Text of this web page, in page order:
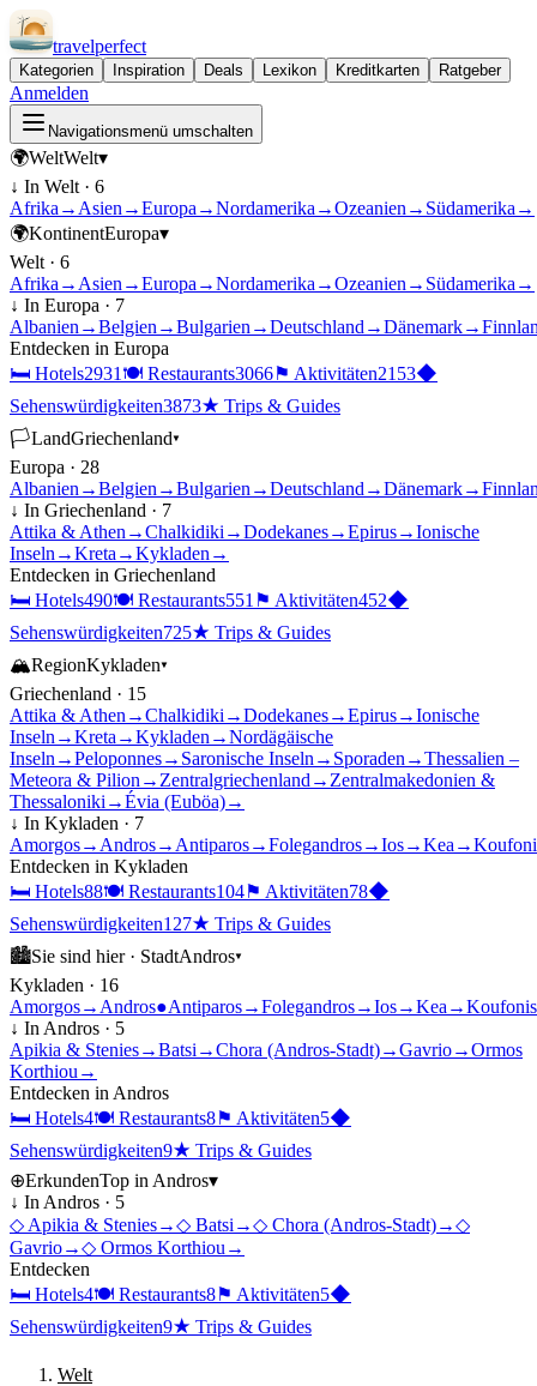
travelperfect
Kategorien Inspiration Deals Lexikon Kreditkarten Ratgeber
Anmelden
Navigationsmenü umschalten
🌍WeltWelt▾
↓ In Welt · 6
Afrika → Asien →Europa →Nordamerika →Ozeanien → Südamerika →
🌍KontinentEuropa▾
Welt · 6
Afrika → Asien →Europa →Nordamerika →Ozeanien → Südamerika →
↓ In Europa · 7
Albanien →Belgien →Bulgarien →Deutschland →Dänemark→
Entdecken in Europa
🛏 Hotels2931 🍽 Restaurants3066⚑ Aktivitäten2153◆
Sehenswürdigkeiten3873★ Trips & Guides
🏳LandGriechenland▾
Europa · 28
Albanien →Belgien →Bulgarien →Deutschland →Dänemark→
↓ In Griechenland · 7
Attika & Athen →Chalkidiki →Dodekanes→Epirus→Ionische
Inseln →Kreta →Kykladen →
Entdecken in Griechenland
🛏 Hotels490🍽 Restaurants551 ⚑ Aktivitäten452◆
Sehenswürdigkeiten725★ Trips & Guides
🏔RegionKykladen▾
Griechenland · 15
Attika & Athen →Chalkidiki →Dodekanes→Epirus→Ionische
Inseln →Kreta →Kykladen →Nordägäische
Inseln →Peloponnes→ Saronische Inseln → Sporaden →Thessalien –
Meteora & Pilion → Zentralgriechenland → Zentralmakedonien &
Thessaloniki →Évia (Euböa)→
↓ In Kykladen · 7
Amorgos→ Andros→ Antiparos→Folegandros→Ios→Kea →
Entdecken in Kykladen
🛏 Hotels88🍽 Restaurants104⚑ Aktivitäten78◆
Sehenswürdigkeiten127★ Trips & Guides
🏙Sie sind hier · StadtAndros▾
Kykladen · 16
Amorgos→ Andros●Antiparos→Folegandros→Ios→Kea →
↓ In Andros · 5
Apikia & Stenies→Batsi →Chora (Andros-Stadt)→Gavrio→Ormos
Korthiou →
Entdecken in Andros
🛏 Hotels4🍽 Restaurants8⚑ Aktivitäten5◆
Sehenswürdigkeiten9★ Trips & Guides
⊕ErkundenTop in Andros▾
↓ In Andros · 5
◇ Apikia & Stenies→◇ Batsi →◇ Chora (Andros-Stadt)→◇
Gavrio→◇ Ormos Korthiou →
Entdecken
🛏 Hotels4🍽 Restaurants8⚑ Aktivitäten5◆
Sehenswürdigkeiten9★ Trips & Guides
Welt